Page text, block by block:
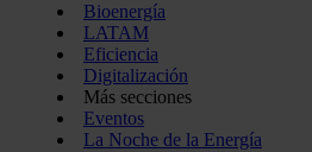
Bioenergía
LATAM
Eficiencia
Digitalización
Más secciones
Eventos
La Noche de la Energía